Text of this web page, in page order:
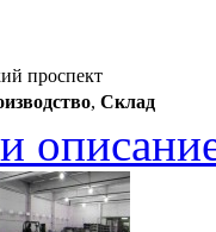
проспект
, Склад